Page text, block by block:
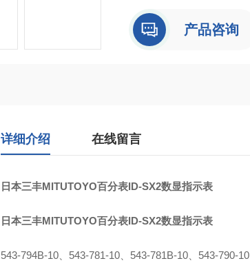
产品咨询
详细介绍 在线留言
日本三丰MITUTOYO百分表ID-SX2数显指示表
日本三丰MITUTOYO百分表ID-SX2数显指示表
543-794B-10、543-781-10、543-781B-10、543-790-10